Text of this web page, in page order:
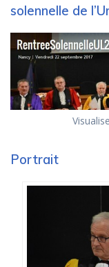
solennelle de
Portrait